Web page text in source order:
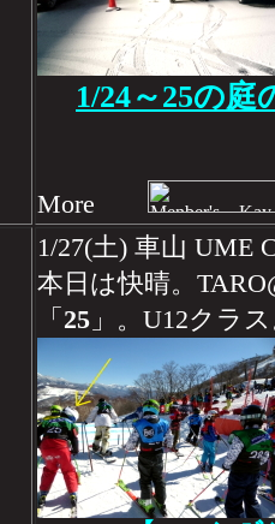
1/24～25の庭
More
1/27(土) 車山 UME
本日は快晴。
「 25 」。U12クラ